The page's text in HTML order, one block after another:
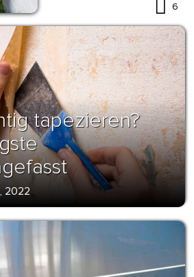
6
tapezieren?
2022